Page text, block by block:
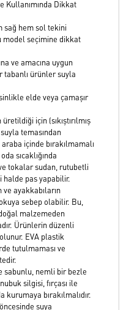
Kullanımında Dikkat
sağ hem sol tekini
model seçimine dikkat
ve amacına uygun
tabanlı ürünler suyla
elde veya çamaşır
için (sıkıştırılmış
temasından
içinde bırakılmamalı
sıcaklığında
tokalar sudan, rutubetli
halde pas yapabilir.
ayakkabıların
sebep olabilir. Bu,
malzemeden
Ürünlerin düzenli
EVA plastik
tutulmaması ve
sabunlu, nemli bir bezle
silgisi, fırçası ile
kurumaya bırakılmalıdır.
suya